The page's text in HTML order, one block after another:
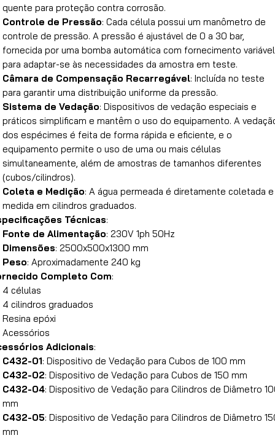
quente para proteção contra corrosão.
Controle de Pressão: Cada célula possui um manômetro de
controle de pressão. A pressão é ajustável de 0 a 30 bar,
fornecida por uma bomba automática com fornecimento variável
para adaptar-se às necessidades da amostra em teste.
Câmara de Compensação Recarregável: Incluída no teste
para garantir uma distribuição uniforme da pressão.
Sistema de Vedação: Dispositivos de vedação especiais e
práticos simplificam e mantêm o uso do equipamento. A
dos espécimes é feita de forma rápida e eficiente, e o
equipamento permite o uso de uma ou mais células
simultaneamente, além de amostras de tamanhos diferentes
(cubos/cilindros).
Coleta e Medição: A água permeada é diretamente coletada e
medida em cilindros graduados.
Técnicas:
Fonte de Alimentação: 230V 1ph 50Hz
Dimensões: 2500x500x1300 mm
Peso: Aproximadamente 240 kg
Completo Com:
4 células
4 cilindros graduados
Resina epóxi
Acessórios
Adicionais:
C432-01: Dispositivo de Vedação para Cubos de 100 mm
C432-02: Dispositivo de Vedação para Cubos de 150 mm
C432-04: Dispositivo de Vedação para Cilindros de Diâmetro
mm
C432-05: Dispositivo de Vedação para Cilindros de Diâmetro
mm